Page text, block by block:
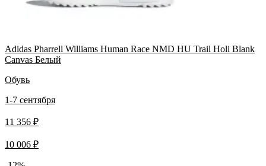
Adidas Pharrell Williams Human Race NMD HU Trail Holi Blank
Canvas Белый
Обувь
1-7 сентября
11 356 ₽
10 006 ₽